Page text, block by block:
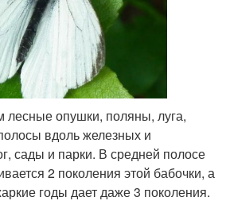
лесные опушки, поляны, луга,
вдоль железных и
сады и парки. В средней полосе
2 поколения этой бабочки, а
годы дает даже 3 поколения.